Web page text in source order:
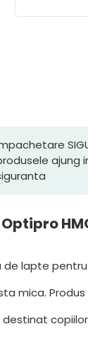
ajung
de lapte
mica. Produs
destinat